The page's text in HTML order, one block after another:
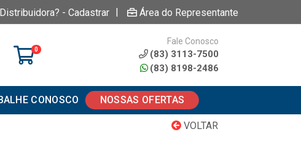
- Cadastrar | Área do Representante
0
Fale Conosco
(83) 3113-7500
(83) 8198-2486
CONOSCO NOSSAS OFERTAS
VOLTAR